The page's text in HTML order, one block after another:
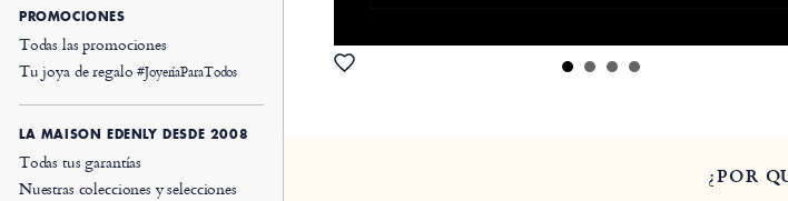
PROMOCIONES
Todas las promociones
Tu joya de regalo#JoyeríaParaTodos
LA MAISON EDENLY DESDE 2008
Todas tus garantías
Nuestras colecciones y selecciones
¿POR